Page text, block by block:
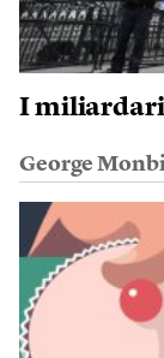
I miliardari
George